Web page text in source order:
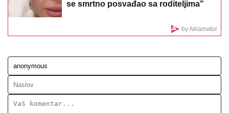
Hitno! Oglasio se Dačić: Intervencija je u toku
(VIDEO)
"UZNEMIREN SAM, BRAT MI JE
OKRUŽEN POŽARIMA"Darko
u Deliblatskoj peščari: "SVI SU
ima